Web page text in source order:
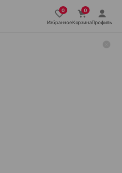
ИзбранноеКорзинаПрофиль